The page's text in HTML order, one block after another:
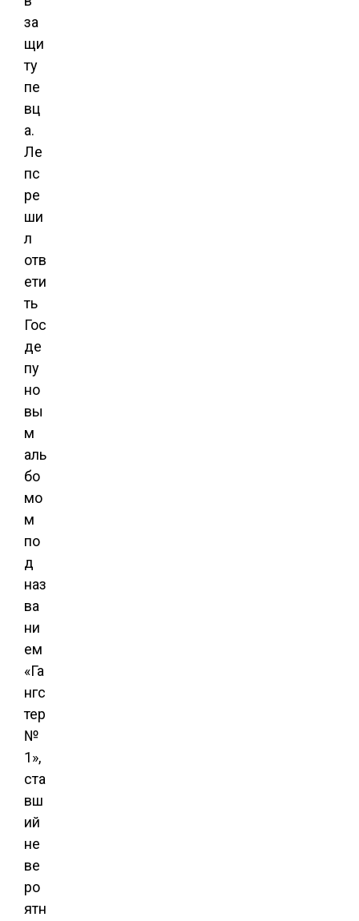
за
щи
ту
пе
вц
а.
Ле
пс
ре
ши
л
отв
ети
ть
Гос
де
пу
но
вы
м
аль
бо
мо
м
по
д
наз
ва
ни
ем
«Га
нгс
тер
№
1»,
ста
вш
ий
не
ве
ро
ятн